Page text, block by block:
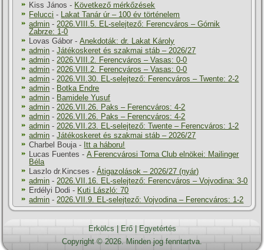
Kiss János - Következő mérkőzések
Felucci - Lakat Tanár úr – 100 év történelem
admin -2026.VIII.5. EL-selejtező: Ferencváros – Górnik
Zabrze: 1-0
Lovas Gábor -Anekdoták: dr. Lakat Károly
admin -Játékoskeret és szakmai stáb – 2026/27
admin -2026.VIII.2. Ferencváros – Vasas: 0-0
admin -2026.VIII.2. Ferencváros – Vasas: 0-0
admin -2026.VII.30. EL-selejtező: Ferencváros – Twente: 2-2
admin - Botka Endre
admin - Bamidele Yusuf
admin -2026.VII.26. Paks – Ferencváros: 4-2
admin -2026.VII.26. Paks – Ferencváros: 4-2
admin -2026.VII.23. EL-selejtező: Twente – Ferencváros: 1-2
admin -Játékoskeret és szakmai stáb – 2026/27
Charbel Bouja- Itt a háboru!
Lucas Fuentes -A Ferencvárosi Torna Club elnökei: Mailinger
Béla
Laszlo dr.Kincses -Átigazolások – 2026/27 (nyár)
admin -2026.VII.16. EL-selejtező: Ferencváros – Vojvodina: 3-0
Erdélyi Dodi - Kuti László: 70
admin -2026.VII.9. EL-selejtező: Vojvodina – Ferencváros: 1-2
Erkölcs | Erő| Egyetértés
Copyright © 2026. Minden jog fenntartva.